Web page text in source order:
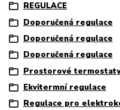
REGULACE
Doporučená regulace
Doporučená regulace
Doporučená regulace
Prostorové termostaty
Ekvitermní regulace
Regulace pro